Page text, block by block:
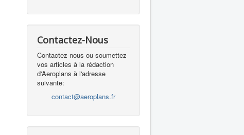
Contactez-Nous
Contactez-nous ou soumettez
vos articles à la rédaction
d'Aeroplans à l'adresse
suivante:
contact@aeroplans.fr